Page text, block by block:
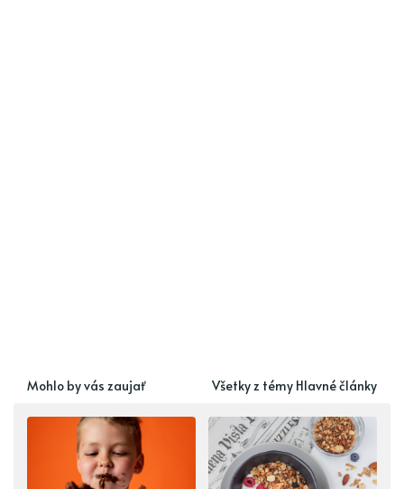
Mohlo by vás zaujať Všetky z témy Hlavné články